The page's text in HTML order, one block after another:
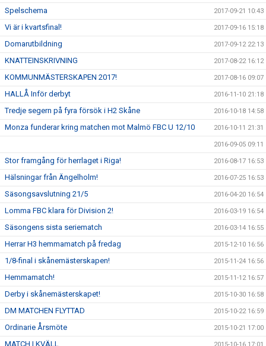
Spelschema 2017-09-21 10:43
Vi är i kvartsfinal! 2017-09-16 15:18
Domarutbildning 2017-09-12 22:13
KNATTEINSKRIVNING 2017-08-22 16:12
KOMMUNMÄSTERSKAPEN 2017! 2017-08-16 09:07
HALLÅ Inför derbyt 2016-11-10 21:18
Tredje segern på fyra försök i H2 Skåne 2016-10-18 14:58
Monza funderar kring matchen mot Malmö FBC U 12/10 2016-10-11 21:31
2016-09-05 09:11
Stor framgång för herrlaget i Riga! 2016-08-17 16:53
Hälsningar från Ängelholm! 2016-07-25 16:53
Säsongsavslutning 21/5 2016-04-20 16:54
Lomma FBC klara för Division 2! 2016-03-19 16:54
Säsongens sista seriematch 2016-03-14 16:55
Herrar H3 hemmamatch på fredag 2015-12-10 16:56
1/8-final i skånemästerskapen! 2015-11-24 16:56
Hemmamatch! 2015-11-12 16:57
Derby i skånemästerskapet! 2015-10-30 16:58
DM MATCHEN FLYTTAD 2015-10-22 16:59
Ordinarie Årsmöte 2015-10-21 17:00
MATCH I KVÄLL